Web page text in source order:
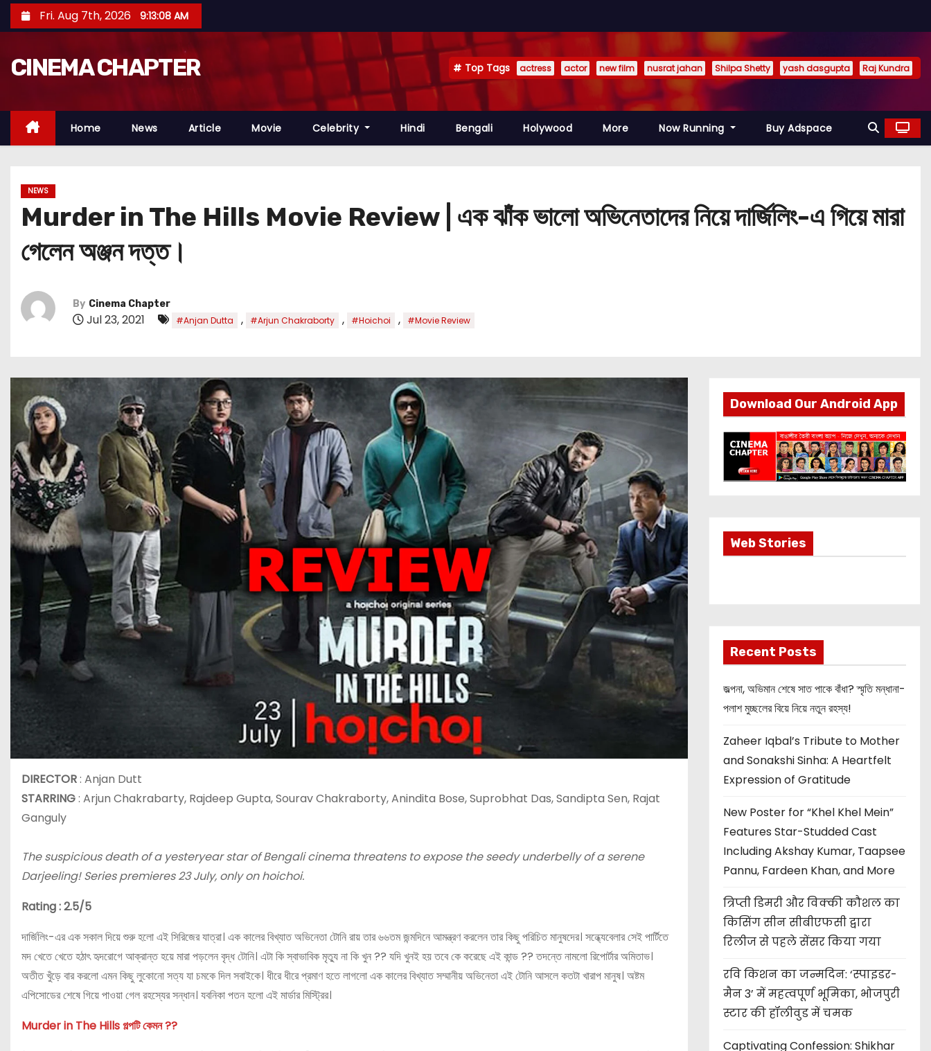
k
o
Fri. Aug 7th, 2026 9:13:09 AM
CINEMA CHAPTER Top Tags actress actor new film nusrat jahan Shilpa Shetty yash dasgupta Raj Kundra
Home News Article Movie Celebrity Hindi Bengali Holywood More Now Running Buy Adspace
NEWS
Murder in The Hills Movie Review | এক ঝাঁক ভালো অভিনেতাদের নিয়ে দার্জিলিং-এ গিয়ে মারা
গেলেন অঞ্জন দত্ত।
By Cinema Chapter
Jul 23, 2021 #Anjan Dutta , #Arjun Chakraborty , #Hoichoi , #Movie Review
DIRECTOR: Anjan Dutt
STARRING: Arjun Chakrabarty, Rajdeep Gupta, Sourav Chakraborty, Anindita Bose, Suprobhat Das, Sandipta Sen, Rajat
Ganguly
The suspicious death of a yesteryear star of Bengali cinema threatens to expose the seedy underbelly of a serene
Darjeeling! Series premieres 23 July, only on hoichoi.
Rating : 2.5/5
দার্জিলিং-এর এক সকাল দিয়ে শুরু হলো এই সিরিজের যাত্রা। এক কালের বিখ্যাত অভিনেতা টোনি রায় তার ৬৬তম জন্মদিনে আমন্ত্রণ করলেন তার কিছু পরিচিত মানুষদের। সন্ধ্যেবেলার সেই পার্টিতে
মদ খেতে খেতে হঠাৎ হৃদরোগে আক্রান্ত হয়ে মারা পড়লেন বৃদ্ধ টোনি। এটা কি স্বাভাবিক মৃত্যু না কি খুন ?? যদি খুনই হয় তবে কে করেছে এই কান্ড ?? তদন্তে নামলো রিপোর্টার অমিতাভ।
অতীত খুঁড়ে বার করলো এমন কিছু লুকোনো সত্য যা চমকে দিল সবাইকে। ধীরে ধীরে প্রমাণ হতে লাগলো এক কালের বিখ্যাত সম্মানীয় অভিনেতা এই টোনি আসলে কতটা খারাপ মানুষ। অষ্টম
এপিসোডের শেষে গিয়ে পাওয়া গেল রহস্যের সন্ধান। যবনিকা পতন হলো এই মার্ডার মিস্ট্রির।
Murder in The Hills গল্পটি কেমন ??
Download Our Android App
Web Stories
Most Important
Info about
Recent Posts
জল্পনা, অভিমান শেষে সাত পাকে বাঁধা? স্মৃতি মন্ধানা-
পলাশ মুচ্ছলের বিয়ে নিয়ে নতুন রহস্য!
Zaheer Iqbal’s Tribute to Mother
and Sonakshi Sinha: A Heartfelt
Expression of Gratitude
New Poster for “Khel Khel Mein”
Features Star-Studded Cast
Including Akshay Kumar, Taapsee
Pannu, Fardeen Khan, and More
त्रिप्ती डिमरी और विक्की कौशल का
किसिंग सीन सीबीएफसी द्वारा
रिलीज से पहले सेंसर किया गया
रवि किशन का जन्मदिन: ‘स्पाइडर-
मैन 3’ में महत्वपूर्ण भूमिका, भोजपुरी
स्टार की हॉलीवुड में चमक
Captivating Confession: Shikhar